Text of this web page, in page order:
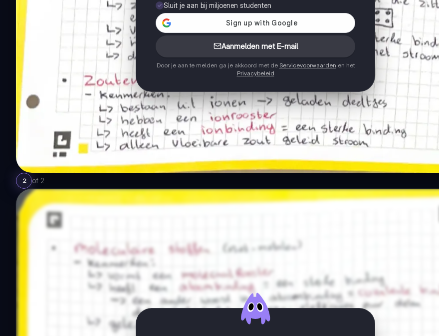
Sluit je aan bij miljoenen studenten
Aanmelden met E-mail
Door je aan te melden ga je akkoord met de Servicevoorwaarden en het
Privacybeleid
2 of 2